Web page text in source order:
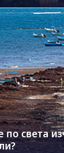
света